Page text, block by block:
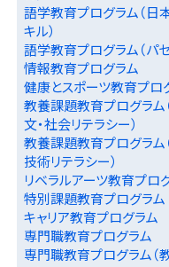
語学教育プログラム（日
キル）
語学教育プログラム（パセ
情報教育プログラム
健康とスポーツ教育プロ
教養課題教育プログラム
文・社会リテラシー）
教養課題教育プログラム
技術リテラシー）
リベラルアーツ教育プロ
特別課題教育プログラム
キャリア教育プログラム
専門職教育プログラム
専門職教育プログラム（